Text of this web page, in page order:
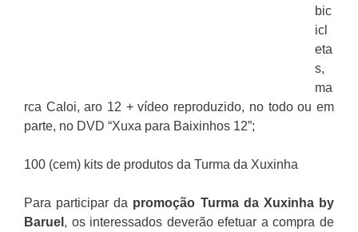
bic
icl
eta
s,
ma
rca Caloi, aro 12 + vídeo reproduzido, no todo ou em
parte, no DVD “Xuxa para Baixinhos 12”;
100 (cem) kits de produtos da Turma da Xuxinha
Para participar da promoção Turma da Xuxinha by
Baruel , os interessados deverão efetuar a compra de